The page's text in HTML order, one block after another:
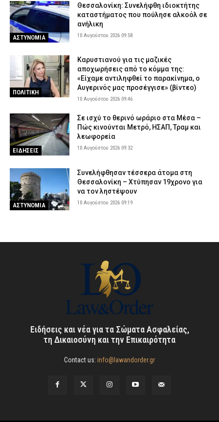
ΑΣΤΥΝΟΜΙΑ
Θεσσαλονίκη: Συνελήφθη ιδιοκτήτης
καταστήματος που πούλησε αλκοόλ σε
ανήλικη
10 Αυγούστου 2026 09:58
ΠΟΛΙΤΙΚΗ
Καρυστιανού για τις μαζικές
αποχωρήσεις από το κόμμα της:
«Είχαμε αντιληφθεί το παρακίνημα, ο
Αυγερινός μας προσέγγισε» (βίντεο)
10 Αυγούστου 2026 09:46
ΕΙΔΗΣΕΙΣ
Σε ισχύ το θερινό ωράριο στα Μέσα –
Πώς κινούνται Μετρό, ΗΣΑΠ, Τραμ και
λεωφορεία
10 Αυγούστου 2026 09:32
ΑΣΤΥΝΟΜΙΑ
Συνελήφθησαν τέσσερα άτομα στη
Θεσσαλονίκη – Χτύπησαν 19χρονο για
να τον ληστέψουν
10 Αυγούστου 2026 09:19
Ειδήσεις και νέα για τα Σώματα Ασφαλείας,
τη Δικαιοσύνη και την Επικαιρότητα
Contact us: info@lawandorder.gr